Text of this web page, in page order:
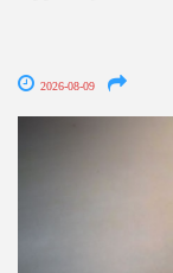
2026-08-09